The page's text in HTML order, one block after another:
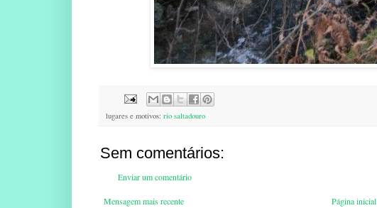
lugares e motivos: rio saltadouro
Sem comentários:
Enviar um comentário
Mensagem mais recente
Página inicial